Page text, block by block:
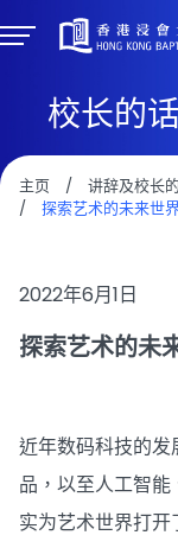
校长的话
主页 / 讲辞及校长
/
探索艺术的未来世
2022年6月1日
探索艺术的未
近年数码科技的
品，以至人工智
实为艺术世界打开